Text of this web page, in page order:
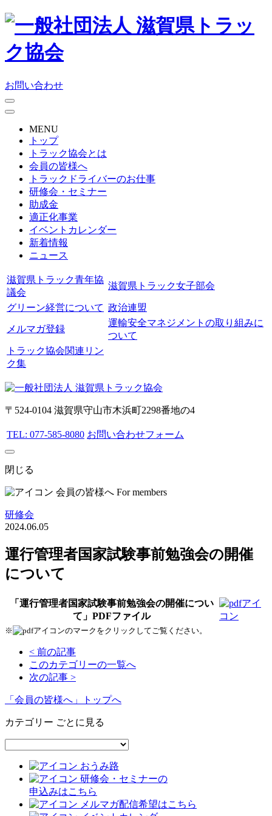
お問い合わせ
MENU
トップ
トラック協会とは
会員の皆様へ
トラックドライバーのお仕事
研修会・セミナー
助成金
適正化事業
イベントカレンダー
新着情報
ニュース
滋賀県トラック青年協
議会
滋賀県トラック女子部会
グリーン経営について 政治連盟
メルマガ登録
運輸安全マネジメントの取り組みに
ついて
トラック協会関連リン
ク集
〒524-0104 滋賀県守山市木浜町2298番地の4
TEL: 077-585-8080 お問い合わせフォーム
閉じる
会員の皆様へ For members
研修会
2024.06.05
運行管理者国家試験事前勉強会の開催
について
「運行管理者国家試験事前勉強会の開催につい
て」PDFファイル
※ のマークをクリックしてご覧ください。
< 前の記事
このカテゴリーの一覧へ
次の記事 >
「会員の皆様へ」トップへ
カテゴリー ごとに見る
おうみ路
研修会・セミナーの
申込みはこちら
メルマガ配信希望はこちら